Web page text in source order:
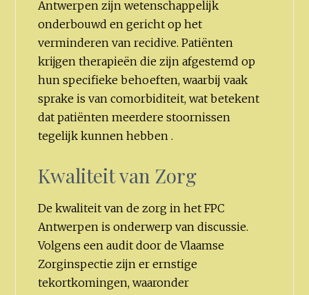
Antwerpen zijn wetenschappelijk
onderbouwd en gericht op het
verminderen van recidive. Patiënten
krijgen therapieën die zijn afgestemd op
hun specifieke behoeften, waarbij vaak
sprake is van comorbiditeit, wat betekent
dat patiënten meerdere stoornissen
tegelijk kunnen hebben .
Kwaliteit van Zorg
De kwaliteit van de zorg in het FPC
Antwerpen is onderwerp van discussie.
Volgens een audit door de Vlaamse
Zorginspectie zijn er ernstige
tekortkomingen, waaronder